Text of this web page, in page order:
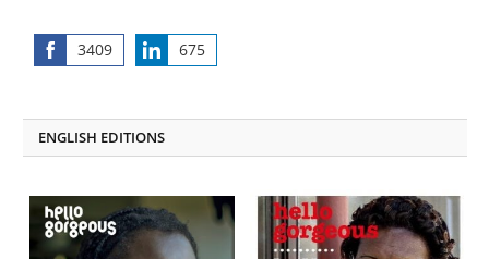
3409
Share
675
Share
ENGLISH EDITIONS